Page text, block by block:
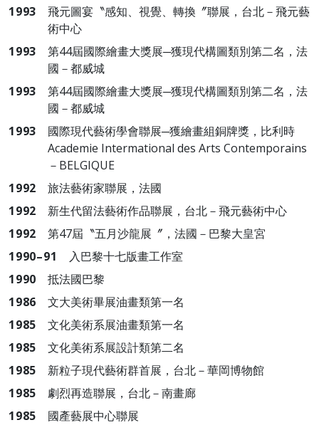
1993
飛元圖宴〝感知、視覺、轉換〞聯展，台北－飛元藝
術中心
1993
第44屆國際繪畫大獎展─獲現代構圖類別第二名，法
國－都威城
1993
第44屆國際繪畫大獎展─獲現代構圖類別第二名，法
國－都威城
1993
國際現代藝術學會聯展─獲繪畫組銅牌獎，比利時
Academie Intermational des Arts Contemporains
－BELGIQUE
1992
旅法藝術家聯展，法國
1992
新生代留法藝術作品聯展，台北－飛元藝術中心
1992
第47屆〝五月沙龍展〞，法國－巴黎大皇宮
1990–91
入巴黎十七版畫工作室
1990
抵法國巴黎
1986
文大美術畢展油畫類第一名
1985
文化美術系展油畫類第一名
1985
文化美術系展設計類第二名
1985
新粒子現代藝術群首展，台北－華岡博物館
1985
劇烈再造聯展，台北－南畫廊
1985
國產藝展中心聯展